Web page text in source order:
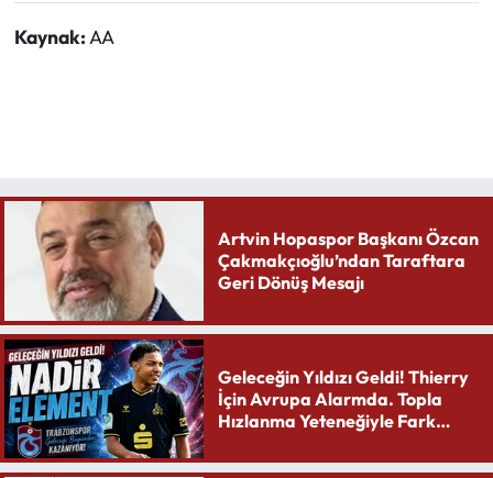
Kaynak:AA
Artvin Hopaspor Başkanı Özcan
Çakmakçıoğlu’ndan Taraftara
Geri Dönüş Mesajı
Geleceğin Yıldızı Geldi! Thierry
İçin Avrupa Alarmda. Topla
Hızlanma Yeteneğiyle Fark